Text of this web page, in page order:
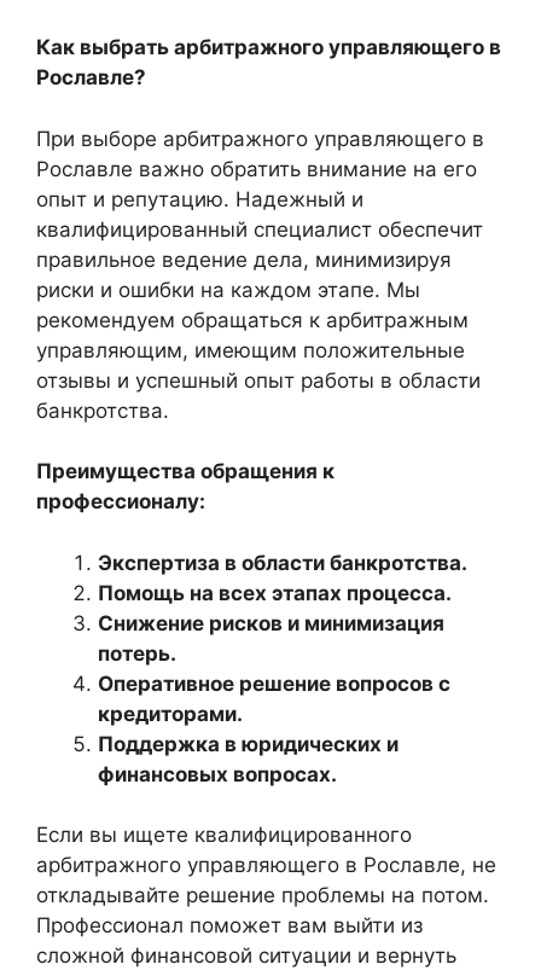
Как выбрать арбитражного управляющего в
Рославле?
При выборе арбитражного управляющего в
Рославле важно обратить внимание на его
опыт и репутацию. Надежный и
квалифицированный специалист обеспечит
правильное ведение дела, минимизируя
риски и ошибки на каждом этапе. Мы
рекомендуем обращаться к арбитражным
управляющим, имеющим положительные
отзывы и успешный опыт работы в области
банкротства.
Преимущества обращения к
профессионалу:
Экспертиза в области банкротства.
Помощь на всех этапах процесса.
Снижение рисков и минимизация
потерь.
Оперативное решение вопросов с
кредиторами.
Поддержка в юридических и
финансовых вопросах.
Если вы ищете квалифицированного
арбитражного управляющего в Рославле, не
откладывайте решение проблемы на потом.
Профессионал поможет вам выйти из
сложной финансовой ситуации и вернуть